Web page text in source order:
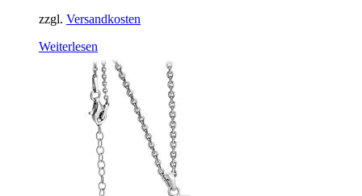
zzgl. Versandkosten
Weiterlesen